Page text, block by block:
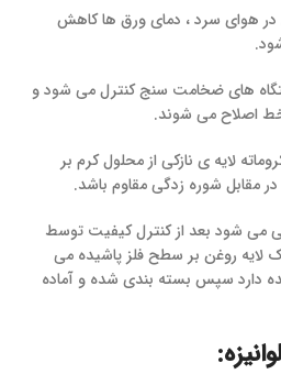
در هوای سرد ، دمای ورق ها کاهش
های ضخامت سنج کنترل می شود و
اصلاح می شوند.
لایه ی نازکی از محلول کرم بر
مقابل شوره زدگی مقاوم باشد.
می شود بعد از کنترل کیفیت توسط
لایه روغن بر سطح فلز پاشیده می
دارد سپس بسته بندی شده و آماده